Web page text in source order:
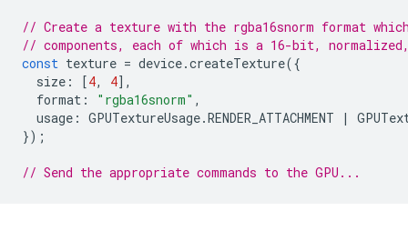
// Create a texture with the rgba16snorm format
// components, each of which is a 16-bit,
const texture = device.createTexture({
size : [4, 4],
format : "rgba16snorm" ,
usage : GPUTextureUsage.RENDER_ATTACHMENT |
});
// Send the appropriate commands to the GPU...